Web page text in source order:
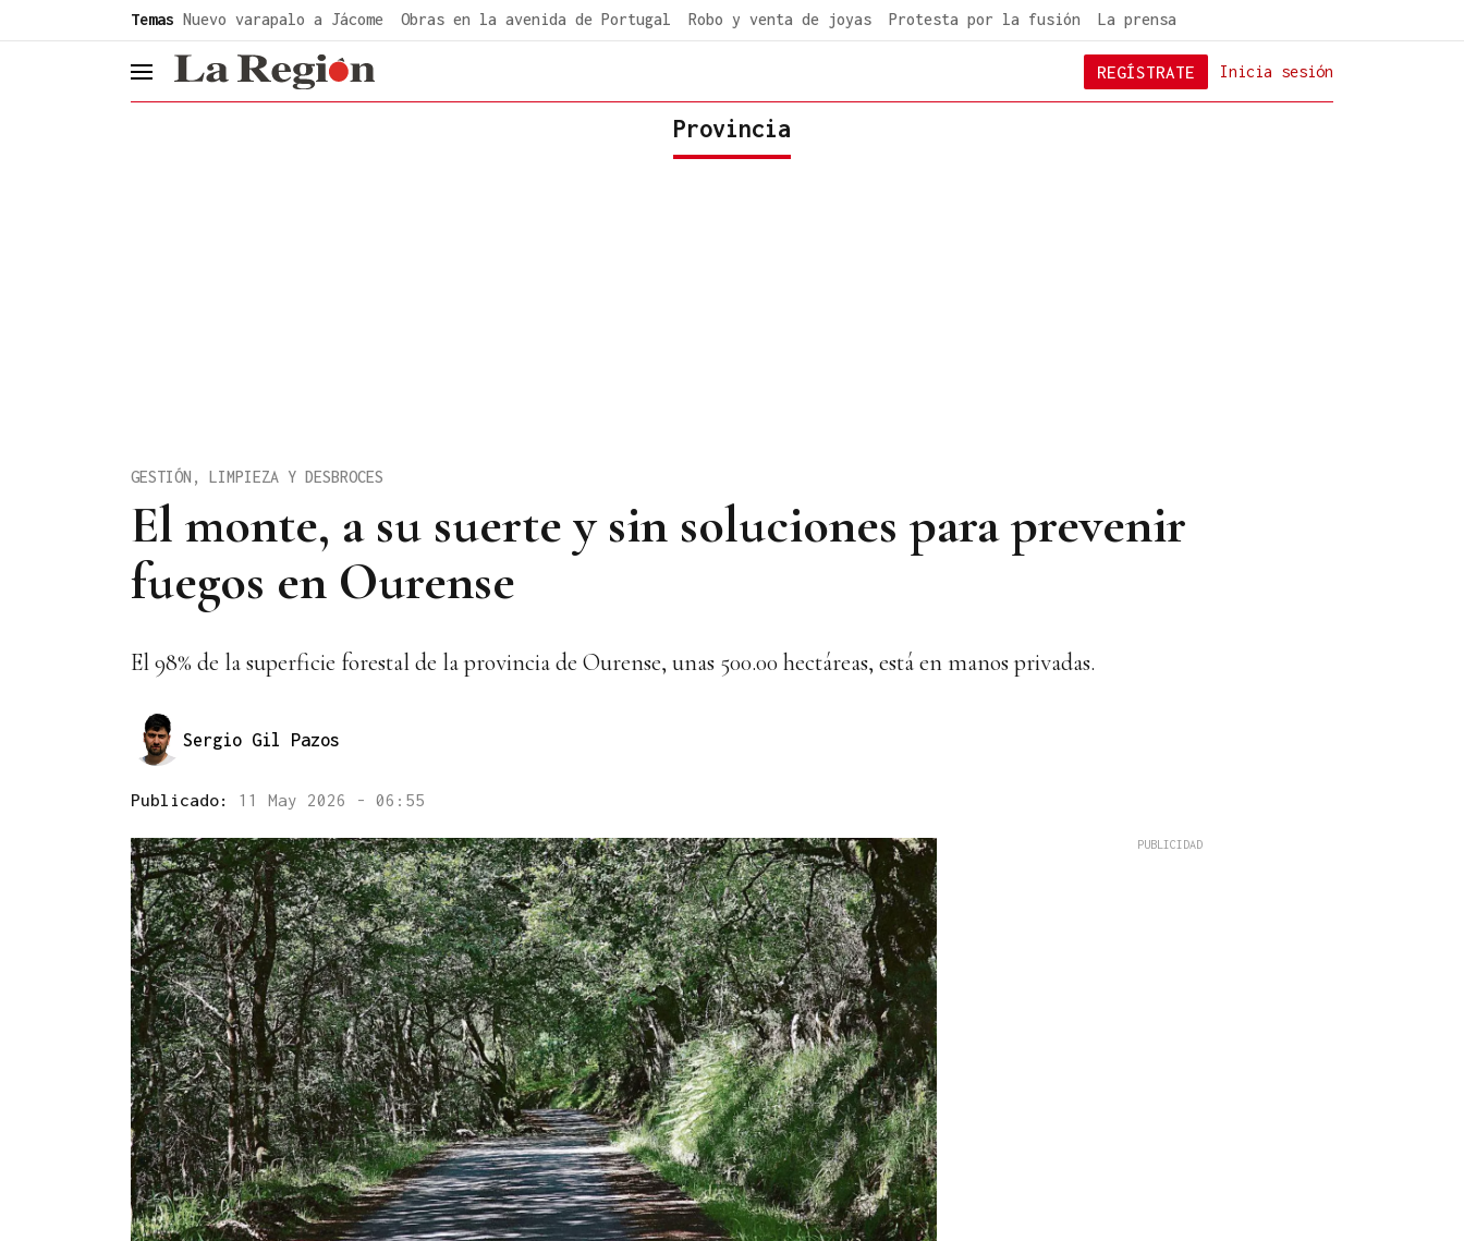
Temas Nuevo varapalo a Jácome Obras en la avenida de Portugal Robo y venta de joyas Protesta por la fusión La prensa
header.menu.open Inicia sesión
REGÍSTRATE
Provincia
El monte, a su suerte y sin soluciones para prevenir
fuegos en Ourense
GESTIÓN, LIMPIEZA Y DESBROCES
El 98% de la superficie forestal de la provincia de Ourense, unas 500.00 hectáreas, está en manos privadas.
Sergio Gil Pazos
Publicado: 11 May 2026 - 06:55